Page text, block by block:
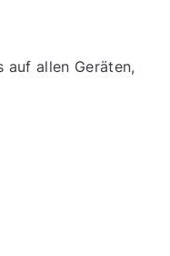
allen Geräten,